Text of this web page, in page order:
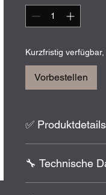
Kurzfristig
Vorbestellen
✅ Produktdetails
FIRE/SEMI)
🔧 Technische